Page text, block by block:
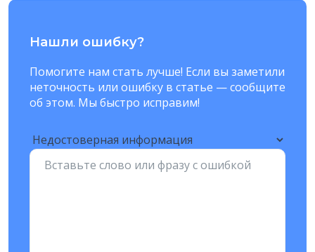
Нашли ошибку?
Помогите нам стать лучше! Если вы заметили
неточность или ошибку в статье — сообщите
об этом. Мы быстро исправим!